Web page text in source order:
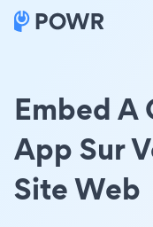
Embed A
App Sur
Site Web